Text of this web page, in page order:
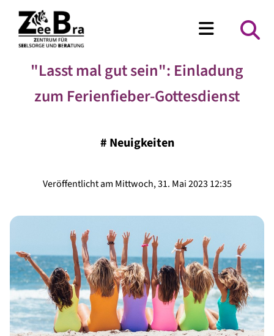
"Lasst mal gut sein": Einladung
zum Ferienfieber-Gottesdienst
# Neuigkeiten
Veröffentlicht am Mittwoch, 31. Mai 2023 12:35